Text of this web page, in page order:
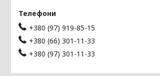
+380 (97) 919-85-15
+380 (66) 301-11-33
+380 (97) 301-11-33